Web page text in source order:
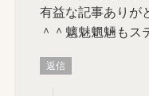
有益な記事ありが
＾＾魑魅魍魎もス
返信